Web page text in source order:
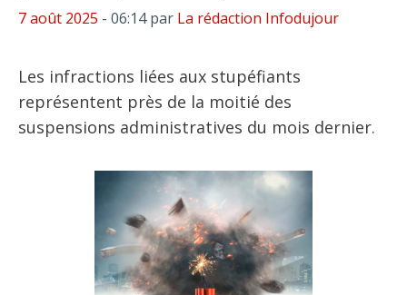
7 août 2025 - 06:14 par La rédaction Infodujour
Les infractions liées aux stupéfiants
représentent près de la moitié des
suspensions administratives du mois dernier.